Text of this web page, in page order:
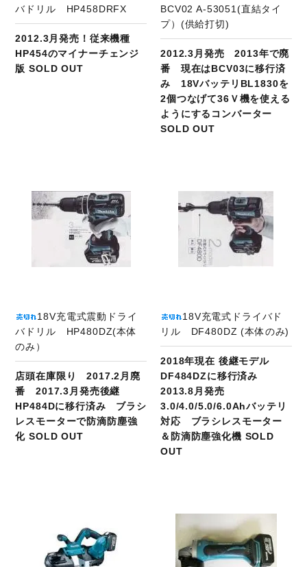
バドリル HP458DRFX
2012.3月発売！従来機種
HP454のマイナーチェンジ
版 SOLD OUT
BCV02 A-53051(直結タイ
プ）(供給打切)
2012.3月発売 2013年で廃
番 現在はBCV03に移行済
み 18VバッテリBL1830を
2個つなげて36Ｖ機を使える
ようにするコンバーター
SOLD OUT
18V充電式震動ドライ
バドリル HP480DZ(本体
のみ）
店頭在庫限り 2017.2月廃
番 2017.3月発売後継
HP484Dに移行済み ブラシ
レスモーターで防滴防塵強
化 SOLD OUT
18V充電式ドライバド
リル DF480DZ (本体のみ)
2018年現在 後継モデル
DF484DZに移行済み
2013.8月発売
3.0/4.0/5.0/6.0Ahバッテリ
対応 ブラシレスモーター
＆防滴防塵強化機 SOLD
OUT